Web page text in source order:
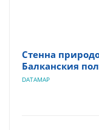
Стенна
Балканския
DATAMAP